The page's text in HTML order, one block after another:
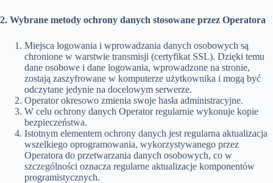
2. Wybrane metody ochrony danych stosowane przez Operatora
Miejsca logowania i wprowadzania danych osobowych są
chronione w warstwie transmisji (certyfikat SSL). Dzięki temu
dane osobowe i dane logowania, wprowadzone na stronie,
zostają zaszyfrowane w komputerze użytkownika i mogą być
odczytane jedynie na docelowym serwerze.
Operator okresowo zmienia swoje hasła administracyjne.
W celu ochrony danych Operator regularnie wykonuje kopie
bezpieczeństwa.
Istotnym elementem ochrony danych jest regularna aktualizacja
wszelkiego oprogramowania, wykorzystywanego przez
Operatora do przetwarzania danych osobowych, co w
szczególności oznacza regularne aktualizacje komponentów
programistycznych.